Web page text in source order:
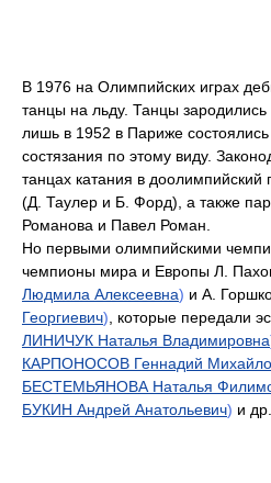
В 1976 на Олимпийских играх
танцы на льду. Танцы
лишь в 1952 в Париже
состязания по этому виду.
танцах катания в доолимпийский
(Д. Таулер и Б. Форд), а также
Романова и Павел Роман.
Но первыми олимпийскими
чемпионы мира и Европы Л.
Людмила Алексеевна) и А.
Георгиевич) , которые передали
ЛИНИЧУК Наталья Владимировна
КАРПОНОСОВ Геннадий
БЕСТЕМЬЯНОВА Наталья
БУКИН Андрей Анатольевич) и др.